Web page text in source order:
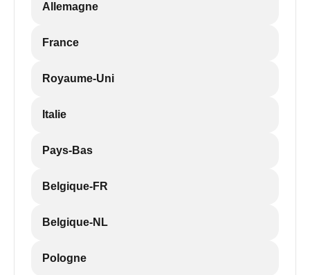
Allemagne
France
Royaume-Uni
Italie
Pays-Bas
Belgique-FR
Belgique-NL
Pologne